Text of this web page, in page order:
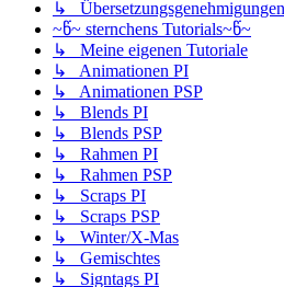
↳ Übersetzungsgenehmigungen
~წ~ sternchens Tutorials~წ~
↳ Meine eigenen Tutoriale
↳ Animationen PI
↳ Animationen PSP
↳ Blends PI
↳ Blends PSP
↳ Rahmen PI
↳ Rahmen PSP
↳ Scraps PI
↳ Scraps PSP
↳ Winter/X-Mas
↳ Gemischtes
↳ Signtags PI